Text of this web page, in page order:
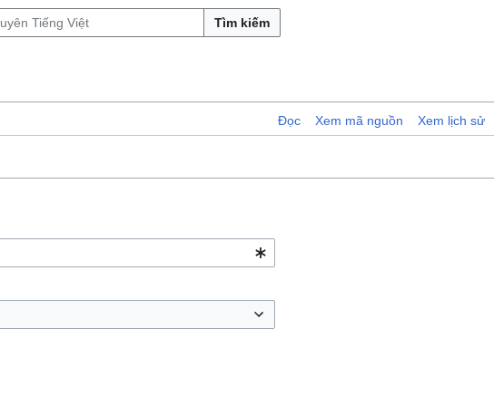
Tìm kiếm
Đọc Xem mã nguồn Xem lịch sử